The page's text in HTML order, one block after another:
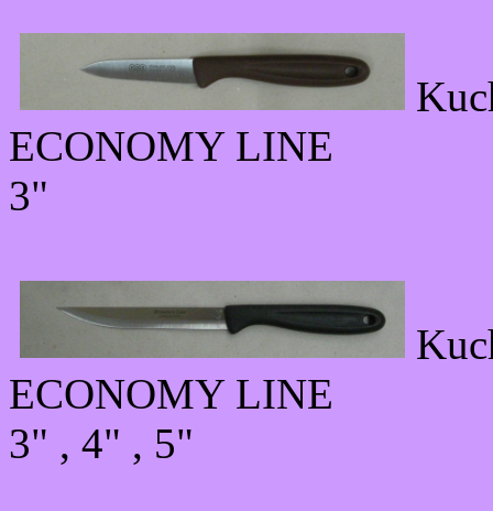
ECONOMY LINE
3"
ECONOMY LINE
3" , 4" , 5"